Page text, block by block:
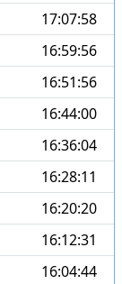
17:07:58
16:59:56
16:51:56
16:44:00
16:36:04
16:28:11
16:20:20
16:12:31
16:04:44